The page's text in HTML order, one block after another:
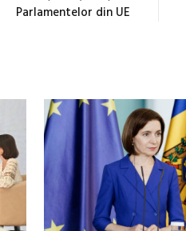
Parlamentelor din UE